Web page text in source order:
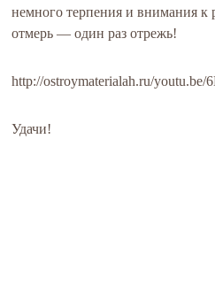
немного терпения и внимания к
отмерь — один раз отрежь!
http://ostroymaterialah.ru/
Удачи!